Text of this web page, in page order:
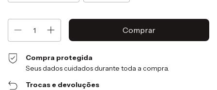
Compra protegida
Seus dados cuidados durante toda a compra.
Trocas e devoluções